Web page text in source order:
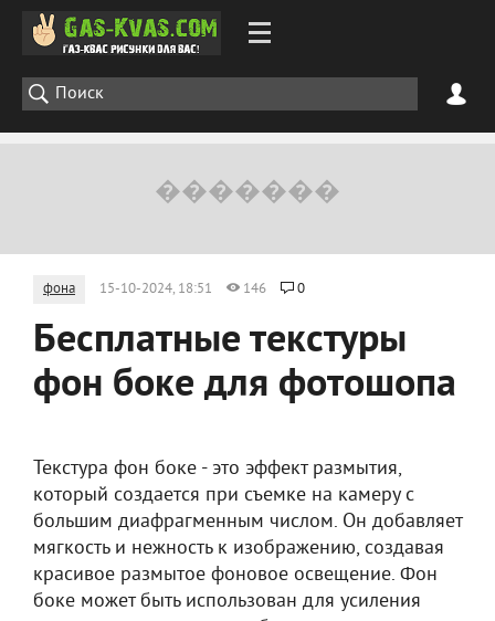
фона 15-10-2024, 18:51 146 0
Бесплатные текстуры
фон боке для фотошопа
Текстура фон боке - это эффект размытия,
который создается при съемке на камеру с
большим диафрагменным числом. Он добавляет
мягкость и нежность к изображению, создавая
красивое размытое фоновое освещение. Фон
боке может быть использован для усиления